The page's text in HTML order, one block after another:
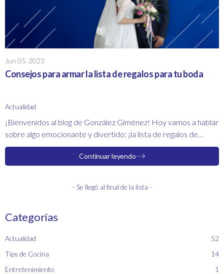
Jun 05, 2023
Consejos para armar la lista de regalos para tu boda
Actualidad
¡Bienvenidos al blog de González Giménez! Hoy vamos a hablar
sobre algo emocionante y divertido: ¡la lista de regalos de
bodas! Si estás a punto de casarte o conocés a alguien que lo
está, seguramente hayas escuchado hablar de este concepto.
Continuar leyendo
- Se llegó al final de la lista -
Categorías
Actualidad
52
Tips de Cocina
14
Entretenimiento
1